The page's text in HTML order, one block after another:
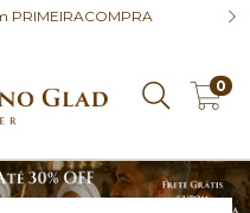
PRIMEIRACOMPRA
0